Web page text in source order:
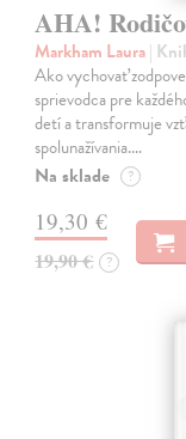
AHA!
Markham Laura|
Ako vychovať
sprievodca pre
detí a transformuje
spolunažívania.…
Na sklade ?
19,30 €
19,90 € ?